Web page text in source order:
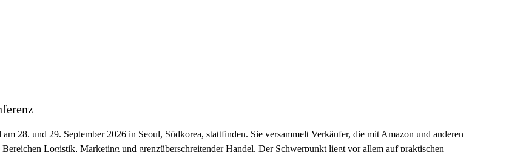
28. und 29. September 2026 in Seoul, Südkorea, stattfinden. Sie versammelt Verkäufer, die mit Amazon und anderen
Logistik, Marketing und grenzüberschreitender Handel. Der Schwerpunkt liegt vor allem auf praktischen